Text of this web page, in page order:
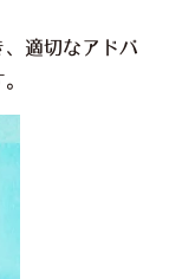
適切なアドバ